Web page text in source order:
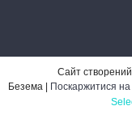
Сайт
Поскаржитися на